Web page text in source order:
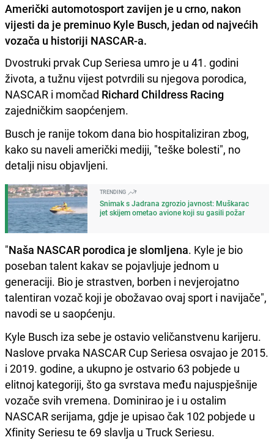
Američki automotosport zavijen je u crno, nakon
vijesti da je preminuo Kyle Busch, jedan od najvećih
vozača u historiji NASCAR-a.
Dvostruki prvak Cup Seriesa umro je u 41. godini
života, a tužnu vijest potvrdili su njegova porodica,
NASCAR i momčad Richard Childress Racing
zajedničkim saopćenjem.
Busch je ranije tokom dana bio hospitaliziran zbog,
kako su naveli američki mediji, "teške bolesti", no
detalji nisu objavljeni.
TRENDING
Snimak s Jadrana zgrozio javnost: Muškarac
jet skijem ometao avione koji su gasili požar
"Naša NASCAR porodica je slomljena. Kyle je bio
poseban talent kakav se pojavljuje jednom u
generaciji. Bio je strastven, borben i nevjerojatno
talentiran vozač koji je obožavao ovaj sport i navijače",
navodi se u saopćenju.
Kyle Busch iza sebe je ostavio veličanstvenu karijeru.
Naslove prvaka NASCAR Cup Seriesa osvajao je 2015.
i 2019. godine, a ukupno je ostvario 63 pobjede u
elitnoj kategoriji, što ga svrstava među najuspješnije
vozače svih vremena. Dominirao je i u ostalim
NASCAR serijama, gdje je upisao čak 102 pobjede u
Xfinity Seriesu te 69 slavlja u Truck Seriesu.